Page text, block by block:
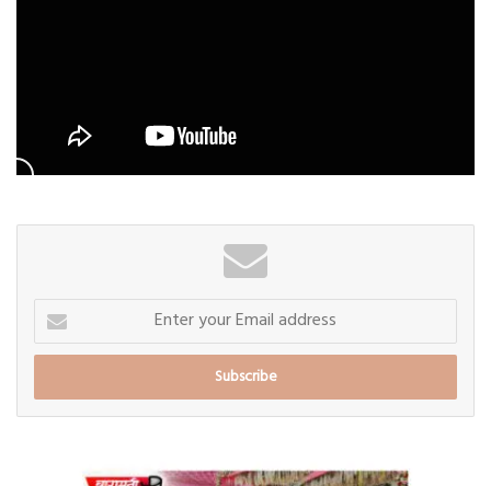
Enter
your
Email